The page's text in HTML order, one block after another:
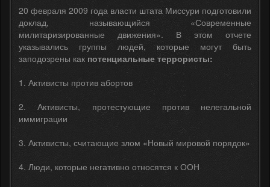
20 февраля 2009 года власти штата Миссури подготовили
доклад, называющийся «Современные
милитаризированные движения». В этом отчете
указывались группы людей, которые могут быть
заподозрены как потенциальные террористы:
1. Активисты против абортов
2. Активисты, протестующие против нелегальной
иммиграции
3. Активисты, считающие злом «Новый мировой порядок»
4. Люди, которые негативно относятся к ООН